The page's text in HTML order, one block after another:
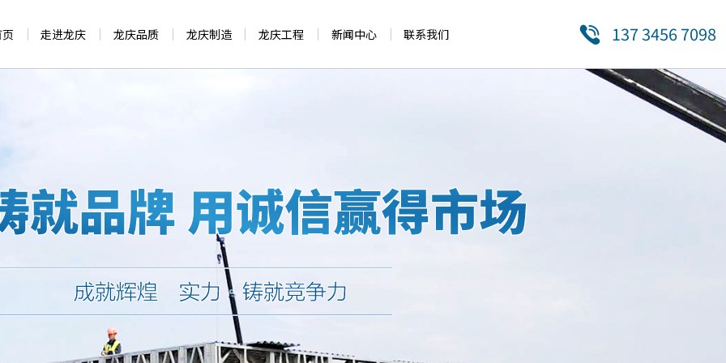
137 3456 7098
走进龙庆 龙庆品质 龙庆制造 龙庆工程 新闻中心 联系我们